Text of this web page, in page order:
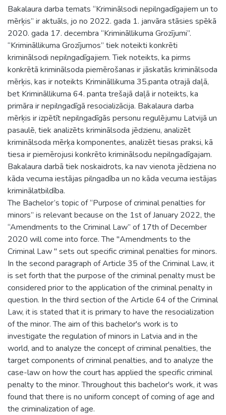
Bakalaura darba temats “Kriminālsodi nepilngadīgajiem un to
mērķis’’ ir aktuāls, jo no 2022. gada 1. janvāra stāsies spēkā
2020. gada 17. decembra “Krimināllikuma Grozījumi’’.
“Krimināllikuma Grozījumos” tiek noteikti konkrēti
kriminālsodi nepilngadīgajiem. Tiek noteikts, ka pirms
konkrētā kriminālsoda piemērošanas ir jāskatās kriminālsoda
mērķis, kas ir noteikts Krimināllikuma 35.panta otrajā daļā,
bet Krimināllikuma 64. panta trešajā daļā ir noteikts, ka
primāra ir nepilngadīgā resocializācija. Bakalaura darba
mērķis ir izpētīt nepilngadīgās personu regulējumu Latvijā un
pasaulē, tiek analizēts kriminālsoda jēdzienu, analizēt
kriminālsoda mērķa komponentes, analizēt tiesas praksi, kā
tiesa ir piemērojusi konkrēto kriminālsodu nepilngadīgajam.
Bakalaura darbā tiek noskaidrots, ka nav vienota jēdziena no
kāda vecuma iestājas pilngadība un no kāda vecuma iestājas
kriminālatbildība.
The Bachelor’s topic of “Purpose of criminal penalties for
minors” is relevant because on the 1st of January 2022, the
“Amendments to the Criminal Law” of 17th of December
2020 will come into force. The "Amendments to the
Criminal Law '' sets out specific criminal penalties for minors.
In the second paragraph of Article 35 of the Criminal Law, it
is set forth that the purpose of the criminal penalty must be
considered prior to the application of the criminal penalty in
question. In the third section of the Article 64 of the Criminal
Law, it is stated that it is primary to have the resocialization
of the minor. The aim of this bachelor's work is to
investigate the regulation of minors in Latvia and in the
world, and to analyze the concept of criminal penalties, the
target components of criminal penalties, and to analyze the
case-law on how the court has applied the specific criminal
penalty to the minor. Throughout this bachelor's work, it was
found that there is no uniform concept of coming of age and
the criminalization of age.